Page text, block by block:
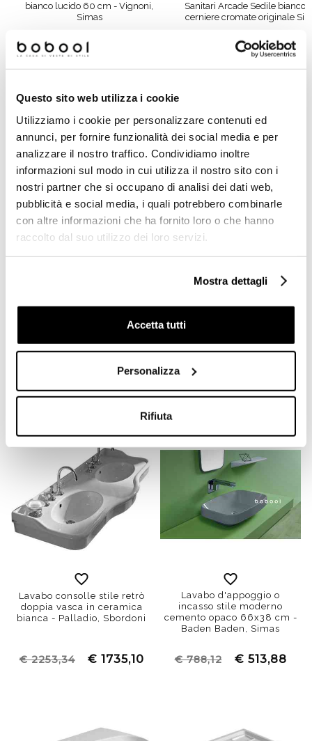
Questo sito web utilizza i cookie
Utilizziamo i cookie per personalizzare contenuti ed
annunci, per fornire funzionalità dei social media e per
analizzare il nostro traffico. Condividiamo inoltre
informazioni sul modo in cui utilizza il nostro sito con i
nostri partner che si occupano di analisi dei dati web,
pubblicità e social media, i quali potrebbero combinarle
con altre informazioni che ha fornito loro o che hanno
raccolto dal suo utilizzo dei loro servizi.
Mostra dettagli
Accetta tutti
Personalizza
Rifiuta
bianco lucido 60 cm - Vignoni,
Simas
€ 483,12
Sanitari Arcade Sedile bianco
cerniere cromate originale
€ 94,90
Prodotti simili
Lavabo a consolle sospesa
ceramica bianca 90 cm -
Richiedi preventivo
Lavabo a consolle stile
bianco lucido
€ 1396,90 € 903,10
Lavabo consolle stile retrò
doppia vasca in ceramica
bianca - Palladio, Sbordoni
€ 2253,34 € 1735,10
Lavabo d'appoggio o
incasso stile moderno
cemento opaco 66x38 cm -
Baden Baden, Simas
€ 788,12 € 513,88